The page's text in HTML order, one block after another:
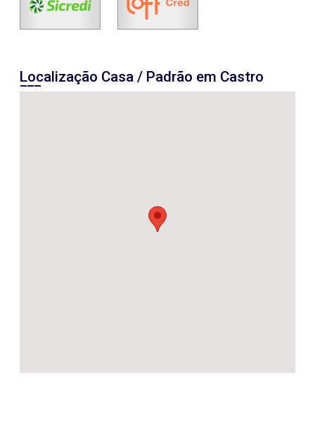
Localização Casa / Padrão em Castro